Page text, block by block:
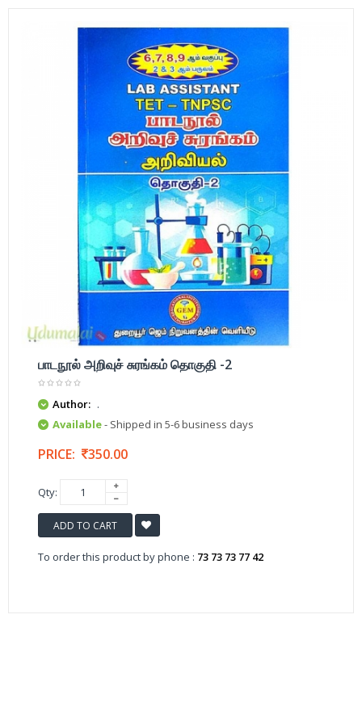
பாடநூல் அறிவுச் சுரங்கம் தொகுதி -2
Author: .
Available- Shipped in 5-6 business days
PRICE: 350.00
Qty:
ADD TO CART
To order this product by phone : 73 73 73 77 42